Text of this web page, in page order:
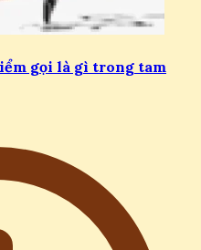
gọi là gì trong tam